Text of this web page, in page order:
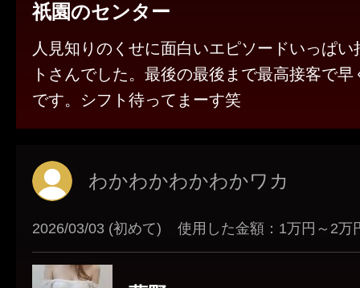
祇園のセンター
人見知りのくせに面白いエピソードいっぱ
トさんでした。最後の最後まで最高接客で
です。シフト待ってまーす笑
わかわかわかわかワカ
2026/03/03 (初めて) 使用した金額：1万円～2万